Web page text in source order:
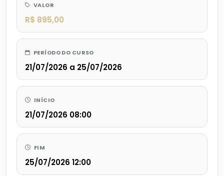
VALOR
R$ 895,00
PERÍODO DO CURSO
21/07/2026 a 25/07/2026
INÍCIO
21/07/2026 08:00
FIM
25/07/2026 12:00